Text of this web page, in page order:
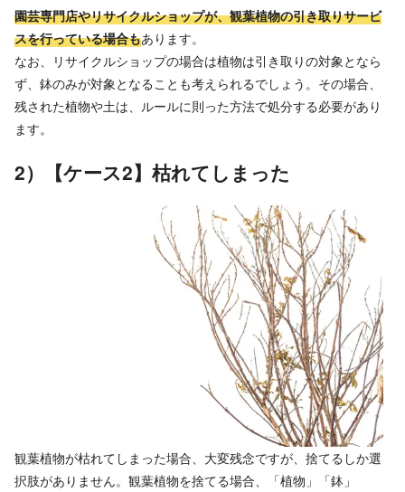
園芸専門店やリサイクルショップが、観葉植物の引き取りサービ
スを行っている場合もあります。
なお、リサイクルショップの場合は植物は引き取りの対象となら
ず、鉢のみが対象となることも考えられるでしょう。その場合、
残された植物や土は、ルールに則った方法で処分する必要があり
ます。
2）【ケース2】枯れてしまった
観葉植物が枯れてしまった場合、大変残念ですが、捨てるしか選
択肢がありません。観葉植物を捨てる場合、「植物」「鉢」